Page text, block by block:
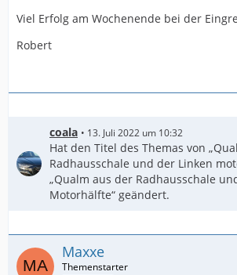
Viel Erfolg am Wochenende bei der
Robert
coala 13. Juli 2022 um 10:32
Hat den Titel des Themas von
Radhausschale und der Linken
„Qualm aus der Radhausschale
Motorhälfte“ geändert.
Maxxe